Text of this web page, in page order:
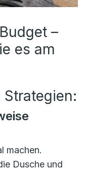
–
es am
machen.
Dusche und